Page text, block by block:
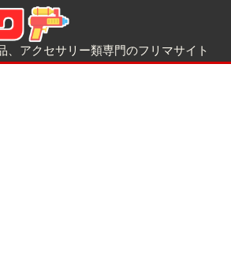
、アクセサリー類専門のフリマサイト